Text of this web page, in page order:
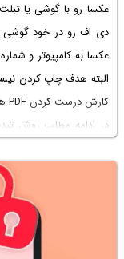
عکسا رو با گوشی یا
دی اف رو در خود گوشی
عکسا به کامپیوتر و
البته هدف چاپ کردن
کارش درست کردن PDF هست، استفاده کنید.